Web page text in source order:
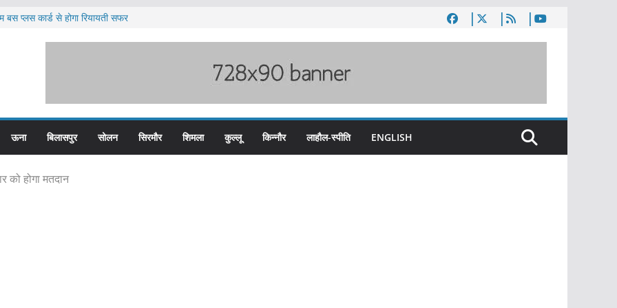
प्लस कार्ड से होगा रियायती सफर
के लिए तैयार कोटरोपी का पहाड़
ऊना बिलासपुर सोलन सिरमौर शिमला कुल्लू किन्नौर लाहौल-स्पीति ENGLISH
को होगा मतदान